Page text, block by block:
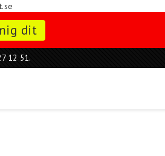
dit
12 51.